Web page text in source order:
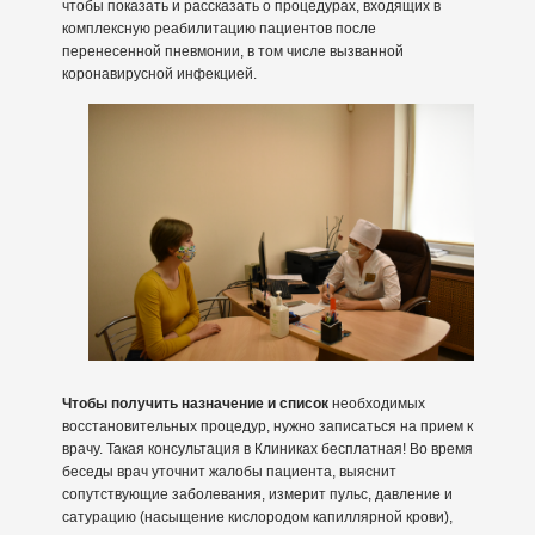
чтобы показать и рассказать о процедурах, входящих в
комплексную реабилитацию пациентов после
перенесенной пневмонии, в том числе вызванной
коронавирусной инфекцией.
Чтобы получить назначение и списокнеобходимых
восстановительных процедур, нужно записаться на прием к
врачу. Такая консультация в Клиниках бесплатная! Во время
беседы врач уточнит жалобы пациента, выяснит
сопутствующие заболевания, измерит пульс, давление и
сатурацию (насыщение кислородом капиллярной крови),